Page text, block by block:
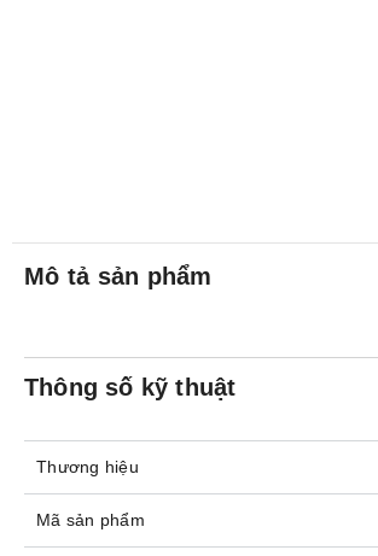
Mô tả sản phẩm
Thông số kỹ thuật
Thương hiệu
Mã sản phẩm